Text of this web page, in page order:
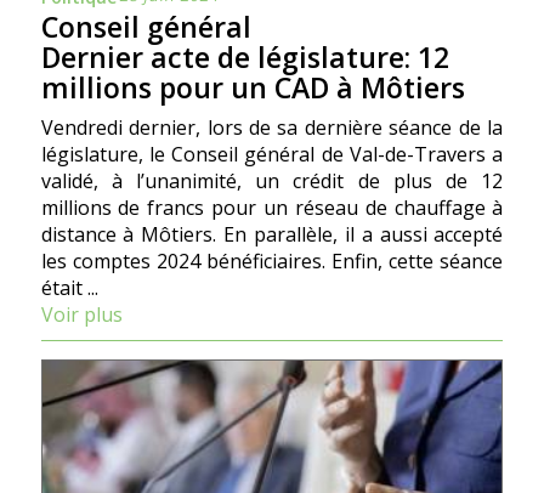
Conseil général
Dernier acte de législature: 12
millions pour un CAD à Môtiers
Vendredi dernier, lors de sa dernière séance de la
législature, le Conseil général de Val-de-Travers a
validé, à l’unanimité, un crédit de plus de 12
millions de francs pour un réseau de chauffage à
distance à Môtiers. En parallèle, il a aussi accepté
les comptes 2024 bénéficiaires. Enfin, cette séance
était ...
Voir plus